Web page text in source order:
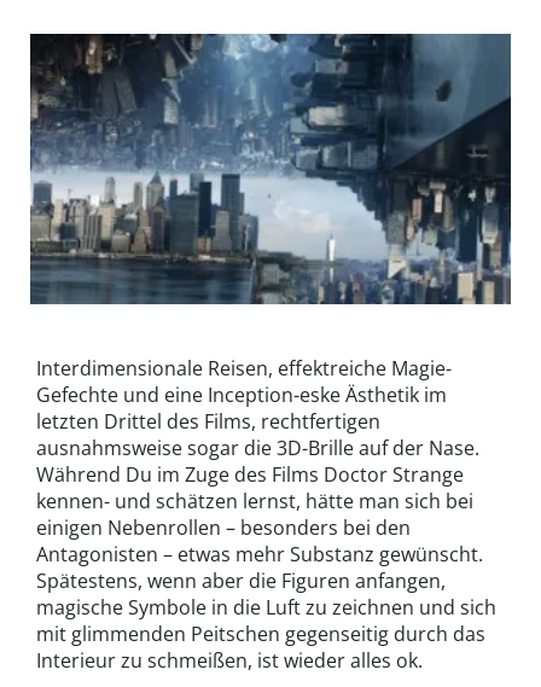
Interdimensionale Reisen, effektreiche Magie-
Gefechte und eine Inception-eske Ästhetik im
letzten Drittel des Films, rechtfertigen
ausnahmsweise sogar die 3D-Brille auf der Nase.
Während Du im Zuge des Films Doctor Strange
kennen- und schätzen lernst, hätte man sich bei
einigen Nebenrollen – besonders bei den
Antagonisten – etwas mehr Substanz gewünscht.
Spätestens, wenn aber die Figuren anfangen,
magische Symbole in die Luft zu zeichnen und sich
mit glimmenden Peitschen gegenseitig durch das
Interieur zu schmeißen, ist wieder alles ok.